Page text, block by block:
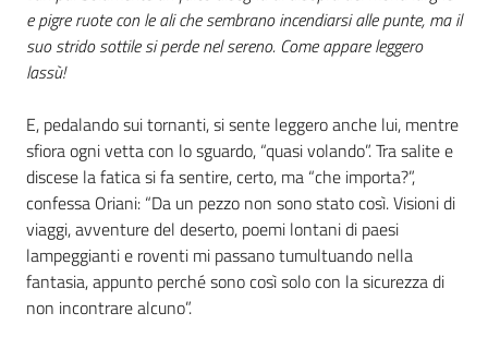
e pigre ruote con le ali che sembrano incendiarsi alle punte, ma il
suo strido sottile si perde nel sereno. Come appare leggero
lassù!
E, pedalando sui tornanti, si sente leggero anche lui, mentre
sfiora ogni vetta con lo sguardo, “quasi volando”. Tra salite e
discese la fatica si fa sentire, certo, ma “che importa?”,
confessa Oriani: “Da un pezzo non sono stato così. Visioni di
viaggi, avventure del deserto, poemi lontani di paesi
lampeggianti e roventi mi passano tumultuando nella
fantasia, appunto perché sono così solo con la sicurezza di
non incontrare alcuno”.